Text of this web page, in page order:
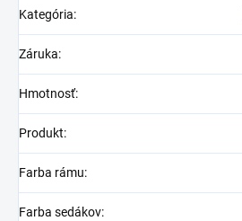
Kategória:
Záruka:
Hmotnosť:
Produkt:
Farba rámu:
Farba sedákov: